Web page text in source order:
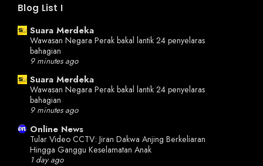
Blog List I
Suara Merdeka
Wawasan Negara Perak bakal lantik 24 penyelaras
bahagian
9 minutes ago
Suara Merdeka
Wawasan Negara Perak bakal lantik 24 penyelaras
bahagian
9 minutes ago
Online News
Tular Video CCTV: Jiran Dakwa Anjing Berkeliaran
Hingga Ganggu Keselamatan Anak
1 day ago